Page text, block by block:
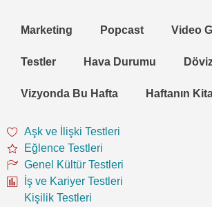
Marketing Popcast Video
Testler Hava Durumu
Vizyonda Bu Hafta Haftanın
Aşk ve İlişki Testleri
Eğlence Testleri
Genel Kültür Testleri
İş ve Kariyer Testleri
Kişilik Testleri